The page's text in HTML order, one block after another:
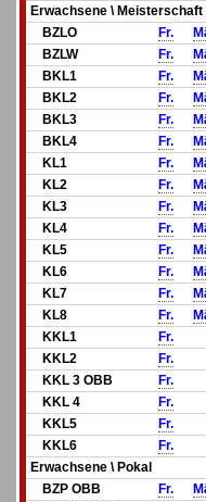
Erwachsene \ Meisterschaft
BZLO
Fr.
BZLW
Fr.
BKL1
Fr.
BKL2
Fr.
BKL3
Fr.
BKL4
Fr.
KL1
Fr.
KL2
Fr.
KL3
Fr.
KL4
Fr.
KL5
Fr.
KL6
Fr.
KL7
Fr.
KL8
Fr.
KKL1
Fr.
KKL2
Fr.
KKL 3 OBB
Fr.
KKL 4
Fr.
KKL5
Fr.
KKL6
Fr.
Erwachsene \ Pokal
BZP OBB
Fr.